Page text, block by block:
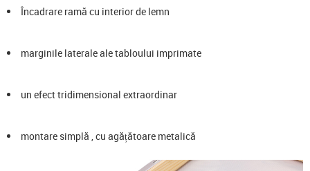
Încadrare ramă cu interior de lemn
marginile laterale ale tabloului imprimate
un efect tridimensional extraordinar
montare simplă , cu agățătoare metalică